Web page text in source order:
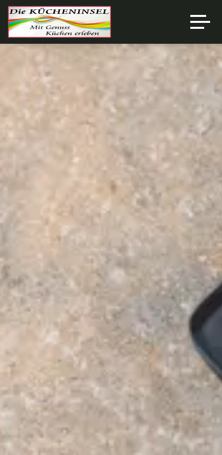
Über uns
Ausstellung
Unsere Marken
Referenzen
News
Angebote
Kontakt